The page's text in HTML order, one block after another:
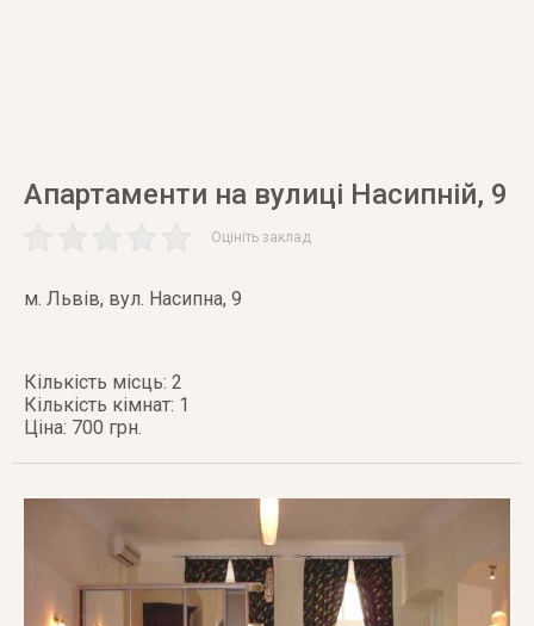
Апартаменти на вулиці Насипній, 9
Оцініть заклад
м. Львів, вул. Насипна, 9
Кількість місць: 2
Кількість кімнат: 1
Ціна: 700 грн.